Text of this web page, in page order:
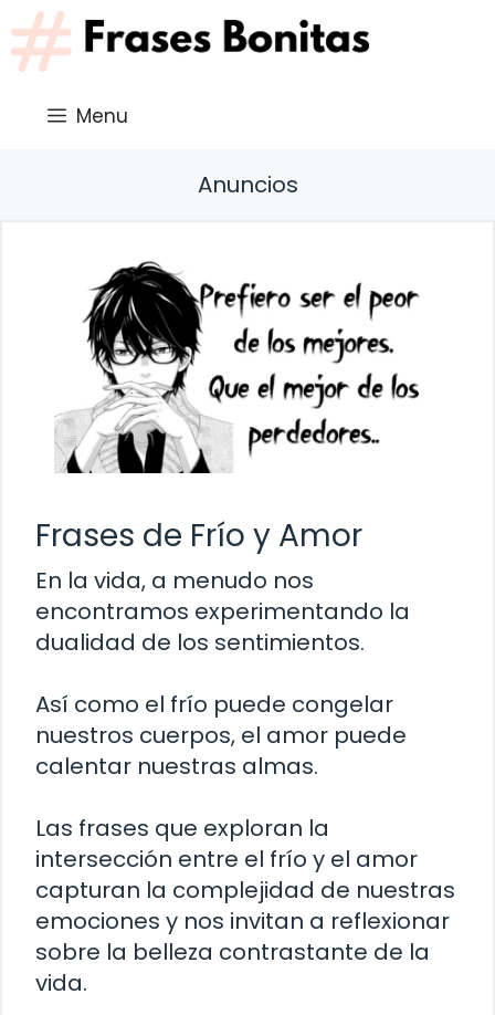
Saltar
al
contenido
Menu
Anuncios
Frases de Frío y Amor
En la vida, a menudo nos
encontramos experimentando la
dualidad de los sentimientos.
Así como el frío puede congelar
nuestros cuerpos, el amor puede
calentar nuestras almas.
Las frases que exploran la
intersección entre el frío y el amor
capturan la complejidad de nuestras
emociones y nos invitan a reflexionar
sobre la belleza contrastante de la
vida.